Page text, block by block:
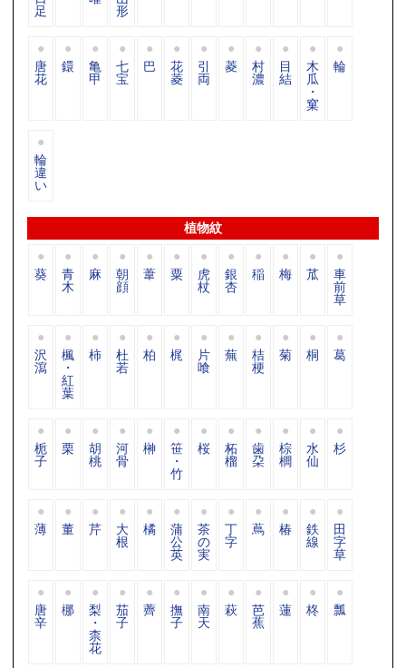
足 形
唐
花
鐶 亀
甲
七
宝
巴 花
菱
引
両
菱 村
濃
目
結
木
瓜
・
窠
輪
輪
違
い
植物紋
葵 青
木
麻 朝
顔
葦 粟 虎
杖
銀
杏
稲 梅 苽 車
前
草
沢
瀉
楓
・
紅
葉
柿 杜
若
柏 梶 片
喰
蕪 桔
梗
菊 桐 葛
栀
子
栗 胡
桃
河
骨
榊 笹
・
竹
桜 柘
榴
歯
朶
棕
櫚
水
仙
杉
薄 董 芹 大
根
橘 蒲
公
英
茶
の
実
丁
字
蔦 椿 鉄
線
田
字
草
唐
辛
梛 梨
・
柰
花
茄
子
薺 撫
子
南
天
萩 芭
蕉
蓮 柊 瓢